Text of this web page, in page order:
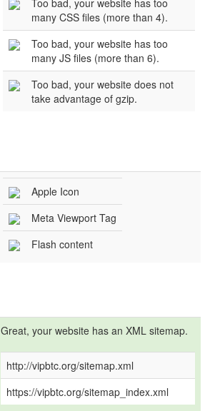
Too bad, your website has too
many CSS files (more than 4).
Too bad, your website has too
many JS files (more than 6).
Too bad, your website does not
take advantage of gzip.
Apple Icon
Meta Viewport Tag
Flash content
Great, your website has an XML sitemap.
http://vipbtc.org/sitemap.xml
https://vipbtc.org/sitemap_index.xml